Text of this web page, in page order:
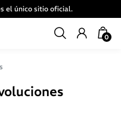
el único sitio oficial.
0